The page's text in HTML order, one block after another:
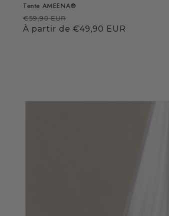
Tente AMEENA®
Prix
habituel
€59,90 EUR
promotionnel
À partir de €49,90 EUR
Passer aux